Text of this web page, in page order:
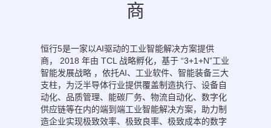
商
恒行5是一家以AI驱动的工业智能解决方案提供
商， 2018 年由 TCL 战略孵化，基于 “3+1+N”工业
智能发展战略 ，依托AI、工业软件、智能装备三大
支柱，为泛半导体行业提供覆盖制造执行、设备自
动化、品质管理、能碳厂务、物流自动化、数字化
供应链等在内的端到端工业智能解决方案，助力制
造企业实现极致效率、极致良率、极致成本的数字